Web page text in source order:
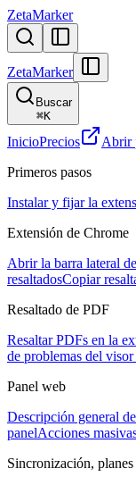
ZetaMarker
ZetaMarker
Buscar
⌘K
InicioPrecios Abrir
Primeros pasos
Instalar y fijar la
Extensión de Chrome
Abrir la barra lateral
resaltadosCopiar
Resaltado de PDF
Resaltar PDFs en la
de problemas del
Panel web
Descripción general
panelAcciones
Sincronización, planes